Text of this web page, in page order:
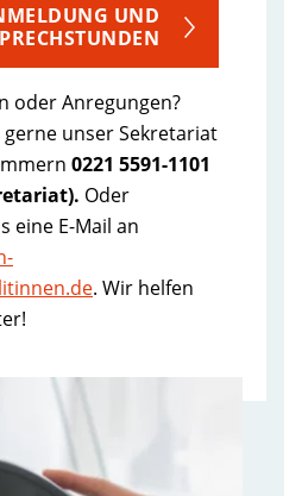
UND
oder Anregungen?
unser Sekretariat
0221 5591-1101
Oder
eine E-Mail an
. Wir helfen